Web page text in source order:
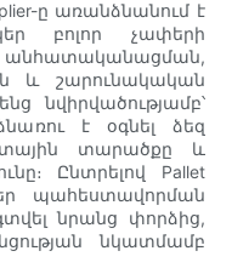
ը առանձնանում է
բոլոր չափերի
անհատականացման,
և շարունակական
նվիրվածությամբ՝
է օգնել ձեզ
տարածքը և
Ընտրելով Pallet
պահեստավորման
նրանց փորձից,
նկատմամբ